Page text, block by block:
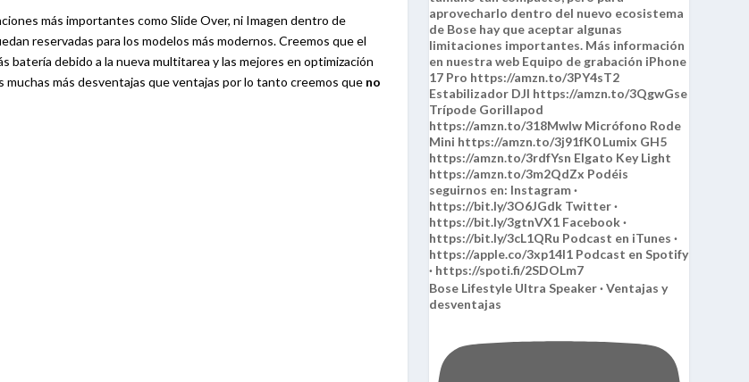
más importantes como Slide Over, ni Imagen dentro de
reservadas para los modelos más modernos. Creemos que el
batería debido a la nueva multitarea y las mejores en optimización
más desventajas que ventajas por lo tanto creemos que no
Bose Lifestyle Ultra Speaker · Ventajas y
desventajas